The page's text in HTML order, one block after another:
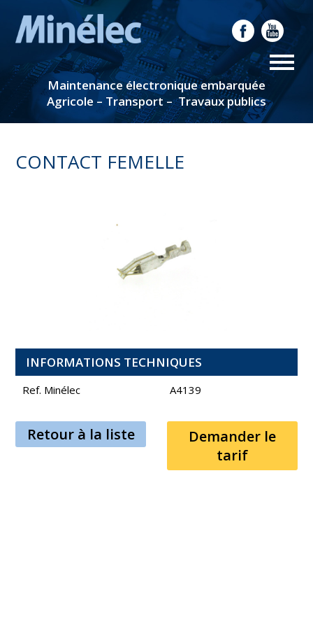
Maintenance électronique embarquée
Agricole – Transport – Travaux publics
CONTACT FEMELLE
INFORMATIONS TECHNIQUES
Ref. Minélec A4139
Retour à la liste
Demander le
tarif